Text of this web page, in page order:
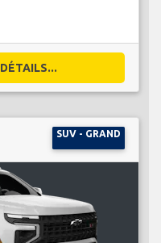
SUV - GRAND